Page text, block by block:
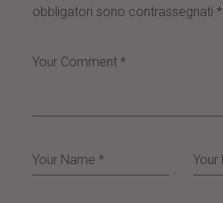
obbligatori sono contrassegnati*